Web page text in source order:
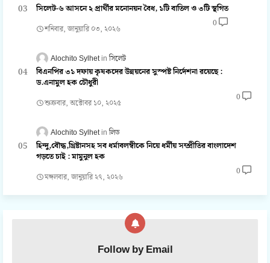
সিলেট-৬ আসনে ২ প্রার্থীর মনোনয়ন বৈধ, ১টি বাতিল ও ৩টি স্থগিত
শনিবার, জানুয়ারি ০৩, ২০২৬
0
Alochito Sylhet সিলেট
বিএনপির ৩১ দফায় কৃষকদের উন্নয়নের সুস্পষ্ট নির্দেশনা রয়েছে :
ড.এনামুল হক চৌধুরী
শুক্রবার, অক্টোবর ১০, ২০২৫
0
Alochito Sylhet লিড
হিন্দু,বৌদ্ধ,খ্রিষ্টানসহ সব ধর্মাবলম্বীকে নিয়ে ধর্মীয় সম্প্রীতির বাংলাদেশ
গড়তে চাই : মামুনুল হক
মঙ্গলবার, জানুয়ারি ২৭, ২০২৬
0
Follow by Email